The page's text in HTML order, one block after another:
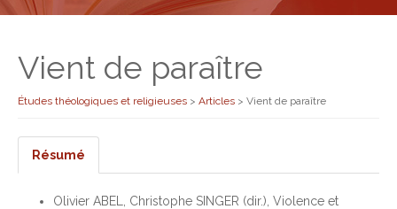
Vient de paraître
Études théologiques et religieuses > Articles > Vient de paraître
Résumé
Olivier ABEL, Christophe SINGER (dir.), Violence et